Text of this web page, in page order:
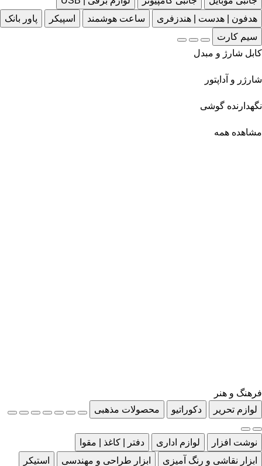
هدفون | هدست | هندزفری
ساعت هوشمند اسپیکر
پاور بانک
سیم کارت
کابل شارژ و مبدل
شارژر و آداپتور
نگهدارنده گوشی
مشاهده همه
فرهنگ و هنر
لوازم تحریر
دکوراتیو محصولات مذهبی
نوشت افزار لوازم اداری
دفتر | کاغذ | مقوا
ابزار نقاشی و رنگ آمیزی
ابزار طراحی و مهندسی
استیکر